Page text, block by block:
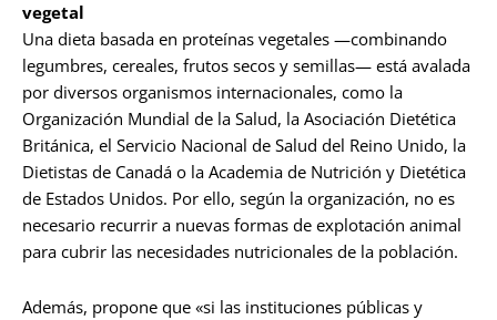
vegetal
Una dieta basada en proteínas vegetales —combinando
legumbres, cereales, frutos secos y semillas— está avalada
por diversos organismos internacionales, como la
Organización Mundial de la Salud, la Asociación Dietética
Británica, el Servicio Nacional de Salud del Reino Unido, la
Dietistas de Canadá o la Academia de Nutrición y Dietética
de Estados Unidos. Por ello, según la organización, no es
necesario recurrir a nuevas formas de explotación animal
para cubrir las necesidades nutricionales de la población.
Además, propone que «si las instituciones públicas y